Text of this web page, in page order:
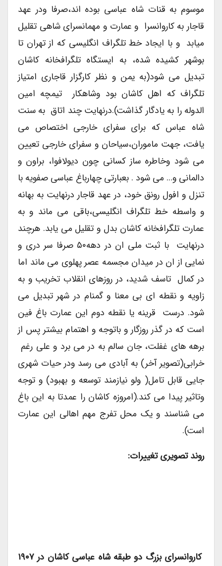
موسوم به قنات شاه عباسی بوده اند،صرفا ودر عهد
قاجار به کاروانسرا و عمارت و مهمانسرای شاهی تقلیل
میابد و با ایجاد خط تلگراف انگلیسی که از تهران تا
بوشهر کشیده شده، به ایستگاه تلگرافخانه کاشان
تبدیل می شود(به یمن و نظر کارگزار قاجاری امتیاز
تلگراف که اهل کاشان بود وشاهکار تیمچه امین
الدوله را به یادگار گذاشت).درنهایت چند اتاق به سنت
شاه عباس که برای سفرای خارجی اختصاص می
یافت، جهت ماموران،سیاحان و سفرای خارجی تعیین
می شود وخاطره ساز کسانی چون دیولافوا، براون و
دالمانی و… می شود . بعبارتی چهارباغ عباسی صفویه با
تنزل و افول رونق خود، در عهد قاجار درنهایت به بهانه
و واسطه خط تلگراف انگلیسی،باقی می ماند و به
عمارت تلگرافخانه کاشان بدل و تقلیل می یابد. هرچند
درنهایت با ثبت ملی ان در دهه۵۰ صرفا سر دری و
نمایی از ان در میدان مجسمه عصر پهلوی می ماند اما
در کمال تاسف شدید، در روزهای انقلاب تخریب و به
زاویه و نقطه ای بی معنا و گمنام در شهر تبدیل می
شود. درست قرینه یا نقطه دوم این عمارت باغ فین
است که در گذر روزگار و باتوجه و اهتمام بیشتر پس از
برهه های غفلت، جان سالم به در می برد و علی رغم
خرابی(تصویر آخر) به آبادی می رسد ودر حیات شهری
جایی قابل تامل( ولو نیازمند توسعه و بهبود) و توجه
وتاثیر پیدا می کند.(امروزه کاشان را عمدتا به این باغ
می شناسند و یک محل تفرج مهم اهالی این عمارت
است).
روند تصویری تغییرات:
کاروانسرای بزرگ دو طبقه شاه عباسی کاشان در ۱۹۰۷